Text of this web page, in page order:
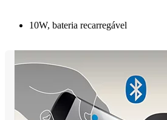
10W, bateria recarregável